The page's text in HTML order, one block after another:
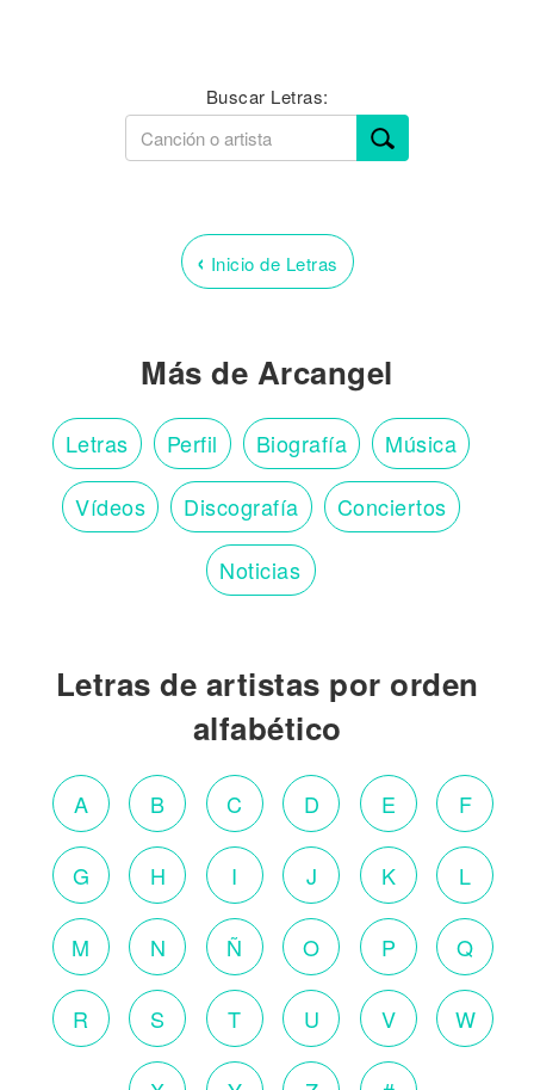
Buscar Letras:
‹ Inicio de Letras
Más de Arcangel
Letras Perfil Biografía Música
Vídeos Discografía Conciertos
Noticias
Letras de artistas por orden
alfabético
A B C D E F
G H I J K L
M N Ñ O P Q
R S T U V W